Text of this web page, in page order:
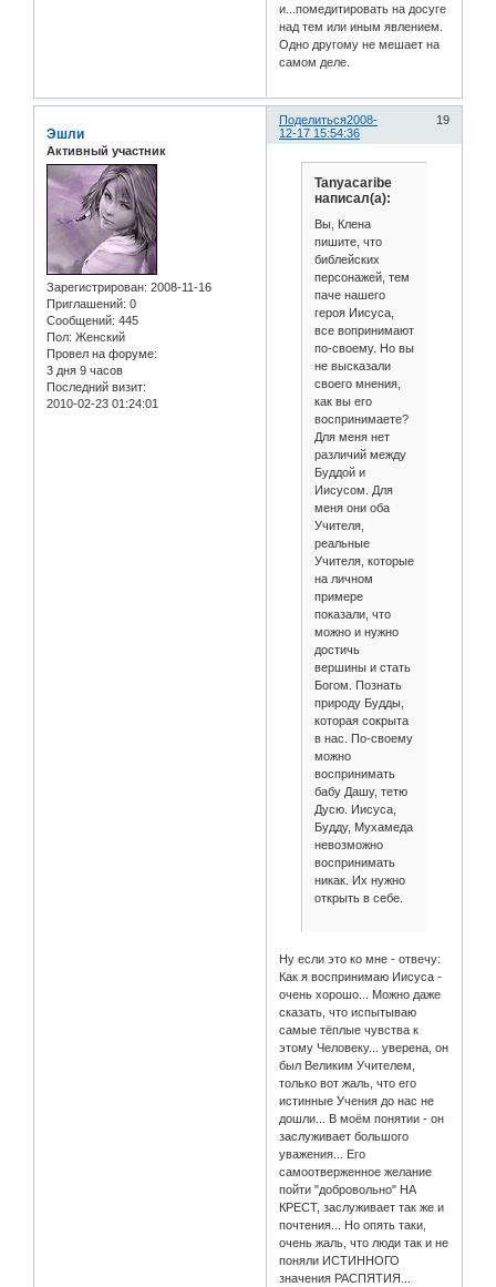
и...помедитировать на досуге
над тем или иным явлением.
Одно другому не мешает на
самом деле.
Поделиться 19
2008-
12-17 15:54:36
Эшли
Активный участник
Зарегистрирован: 2008-11-16
Приглашений: 0
Сообщений: 445
Пол: Женский
Провел на форуме:
3 дня 9 часов
Последний визит:
2010-02-23 01:24:01
Tanyacaribe
написал(а):
Вы, Клена
пишите, что
библейских
персонажей, тем
паче нашего
героя Иисуса,
все вопринимают
по-своему. Но вы
не высказали
своего мнения,
как вы его
воспринимаете?
Для меня нет
различий между
Буддой и
Иисусом. Для
меня они оба
Учителя,
реальные
Учителя, которые
на личном
примере
показали, что
можно и нужно
достичь
вершины и стать
Богом. Познать
природу Будды,
которая сокрыта
в нас. По-своему
можно
воспринимать
бабу Дашу, тетю
Дусю. Иисуса,
Будду, Мухамеда
невозможно
воспринимать
никак. Их нужно
открыть в себе.
Ну если это ко мне - отвечу:
Как я воспринимаю Иисуса -
очень хорошо... Можно даже
сказать, что испытываю
самые тёплые чувства к
этому Человеку... уверена, он
был Великим Учителем,
только вот жаль, что его
истинные Учения до нас не
дошли... В моём понятии - он
заслуживает большого
уважения... Его
самоотверженное желание
пойти "добровольно" НА
КРЕСТ, заслуживает так же и
почтения... Но опять таки,
очень жаль, что люди так и не
поняли ИСТИННОГО
значения РАСПЯТИЯ...